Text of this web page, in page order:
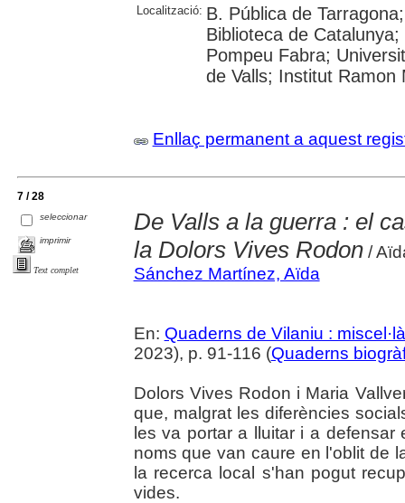
Localització: B. Pública de
Biblioteca de
Pompeu Fabra;
de Valls; Institut Ramon
Enllaç permanent a aquest
7 / 28
seleccionar
imprimir
Text complet
De Valls a la guerra : el
la Dolors Vives Rodon/
Sánchez Martínez, Aïda
En: Quaderns de Vilaniu :
2023), p. 91-116 (Quaderns
Dolors Vives Rodon i Maria
que, malgrat les diferències
les va portar a lluitar i a
noms que van caure en l'oblit de
la recerca local s'han pogut
vides.